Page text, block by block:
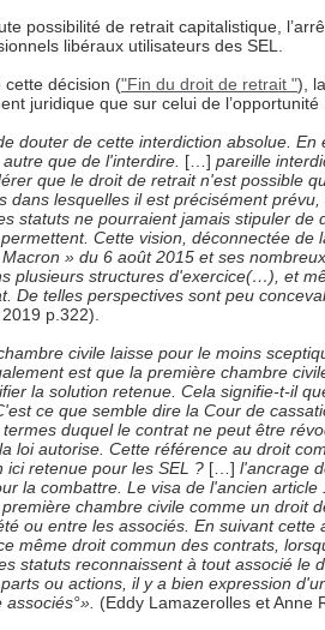
possibilité de retrait capitalistique,
libéraux utilisateurs des SEL.
cette décision ("Fin du droit de retrait "),
juridique que sur celui de l’opportunité
douter de cette interdiction absolue.
que de l'interdire. […] pareille
que le droit de retrait n'est possible
dans lesquelles il est précisément
statuts ne pourraient jamais stipuler de
Cette vision, déconnectée de
» du 6 août 2015 et ses
plusieurs structures d'exercice(…), et
De telles perspectives sont peu
p.322).
civile laisse pour le moins
est que la première chambre
la solution retenue. Cela signifie-t-il
ce que semble dire la Cour de
duquel le contrat ne peut être
loi autorise. Cette référence au droit
ici retenue pour les SEL ? […] l'ancrage
la combattre. Le visa de l'ancien
chambre civile comme un droit
ou entre les associés. En suivant
même droit commun des contrats,
statuts reconnaissent à tout associé le
ou actions, il y a bien expression
(Eddy Lamazerolles et Anne